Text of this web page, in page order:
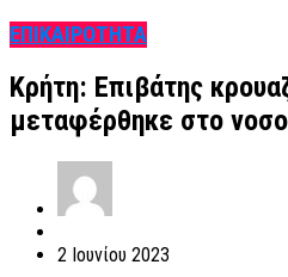
ΕΠΙΚΑΙΡΟΤΗΤΑ
Κρήτη: Επιβάτης
μεταφέρθηκε στο
2 Ιουνίου 2023